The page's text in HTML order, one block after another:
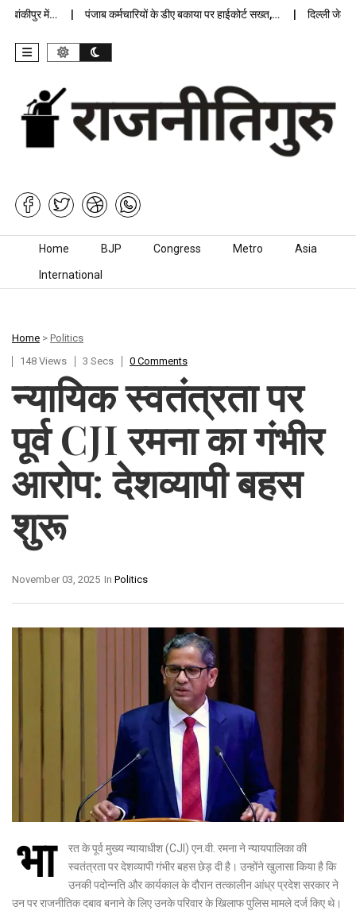
में… पंजाब कर्मचारियों के डीए बकाया पर हाईकोर्ट सख्त,… दिल्ली जेलों में
Skip to content
Home BJP Congress Metro Asia
International
Home > Politics
148 Views
3 Secs 0 Comments
न्यायिक स्वतंत्रता पर
पूर्व CJI रमना का गंभीर
आरोप: देशव्यापी बहस
शुरू
In Politics
November 03, 2025
भा
रत के पूर्व मुख्य न्यायाधीश (CJI) एन.वी. रमना ने न्यायपालिका की
स्वतंत्रता पर देशव्यापी गंभीर बहस छेड़ दी है। उन्होंने खुलासा किया है कि
उनकी पदोन्नति और कार्यकाल के दौरान तत्कालीन आंध्र प्रदेश सरकार ने
उन पर राजनीतिक दबाव बनाने के लिए उनके परिवार के खिलाफ पुलिस मामले दर्ज किए थे।